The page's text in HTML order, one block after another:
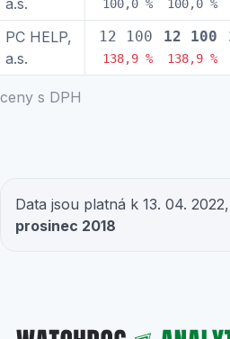
ceny s DPH
a.s.
100,0 % 100,0 %
PC HELP,
a.s.
12 100
138,9 %
12 100
138,9 %
Data jsou platná k 13. 04.
prosinec 2018